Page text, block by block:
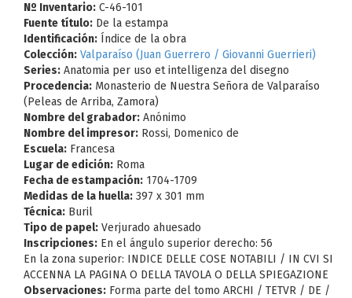
Nº Inventario: C-46-101
Fuente título: De la estampa
Identificación: Índice de la obra
Colección: Valparaíso (Juan Guerrero / Giovanni Guerrieri)
Series: Anatomia per uso et intelligenza del disegno
Procedencia: Monasterio de Nuestra Señora de Valparaíso
(Peleas de Arriba, Zamora)
Nombre del grabador: Anónimo
Nombre del impresor: Rossi, Domenico de
Escuela: Francesa
Lugar de edición: Roma
Fecha de estampación: 1704-1709
Medidas de la huella: 397 x 301 mm
Técnica: Buril
Tipo de papel: Verjurado ahuesado
Inscripciones: En el ángulo superior derecho: 56
En la zona superior: INDICE DELLE COSE NOTABILI / IN CVI SI
ACCENNA LA PAGINA O DELLA TAVOLA O DELLA SPIEGAZIONE
Observaciones: Forma parte del tomo ARCHI / TETVR / DE /